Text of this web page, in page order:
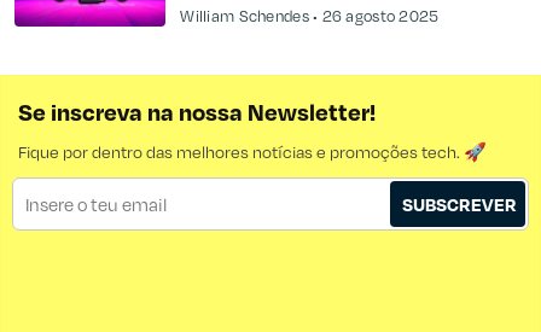
William Schendes 26 agosto 2025
Se inscreva na nossa Newsletter!
Fique por dentro das melhores notícias e promoções tech. 🚀
SUBSCREVER